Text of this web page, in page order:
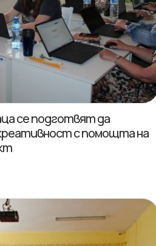
се подготвят да
с помощта на